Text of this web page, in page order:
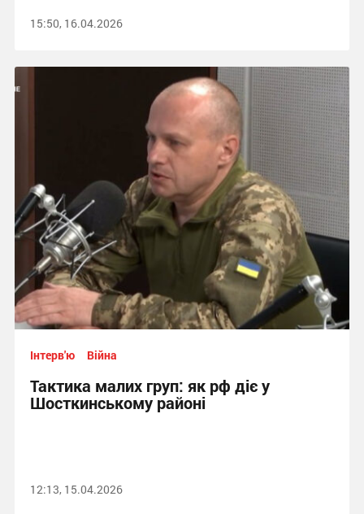
15:50, 16.04.2026
Інтерв'ю Війна
Тактика малих груп: як рф діє у
Шосткинському районі
12:13, 15.04.2026